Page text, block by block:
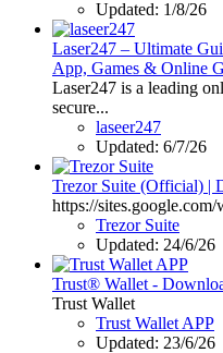
Updated: 1/8/26
Laser247 – Ultimate
App, Games & Online
Laser247 is a leading
secure...
laseer247
Updated: 6/7/26
Trezor Suite (Official) |
https://
Trezor Suite
Updated: 24/6/26
Trust® Wallet -
Trust Wallet
Trust Wallet APP
Updated: 23/6/26